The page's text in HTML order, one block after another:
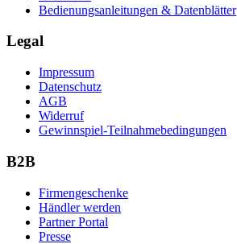
Bedienungsanleitungen & Datenblätter
Legal
Impressum
Datenschutz
AGB
Widerruf
Gewinnspiel-Teilnahmebedingungen
B2B
Firmengeschenke
Händler werden
Partner Portal
Presse